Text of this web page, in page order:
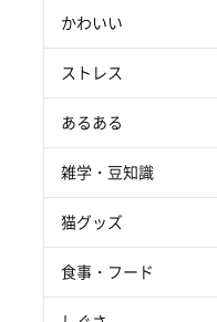
かわいい
ストレス
あるある
雑学・豆知識
猫グッズ
食事・フード